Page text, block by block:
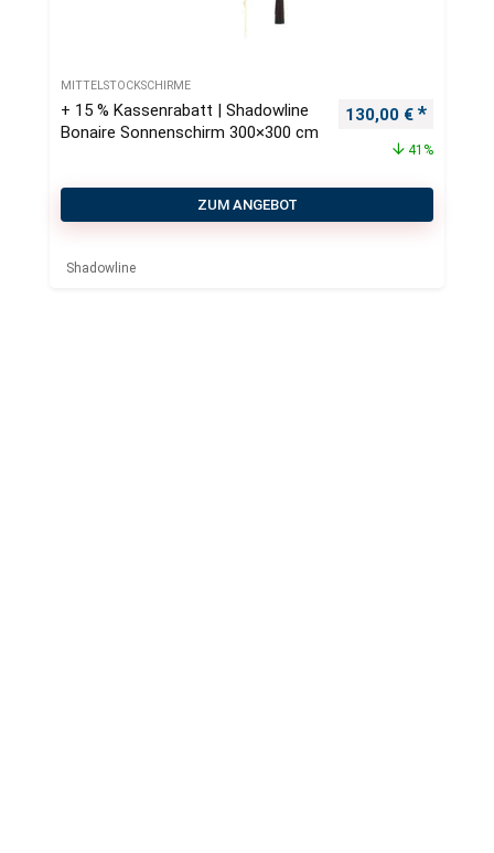
MITTELSTOCKSCHIRME
+ 15 % Kassenrabatt | Shadowline
Bonaire Sonnenschirm 300×300 cm
Ursprünglicher
130,00 €
41%
ZUM ANGEBOT
Shadowline